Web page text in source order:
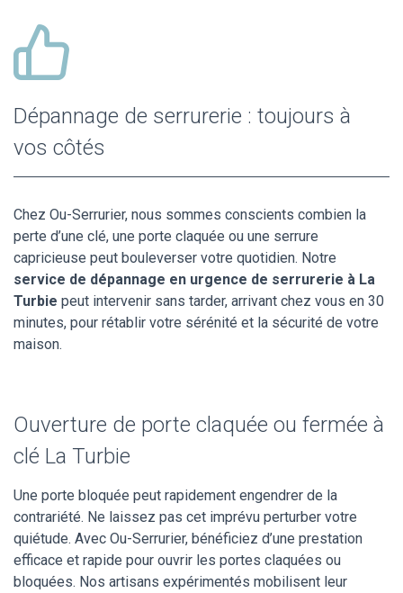
Dépannage de serrurerie : toujours à
vos côtés
Chez Ou-Serrurier, nous sommes conscients combien la
perte d’une clé, une porte claquée ou une serrure
capricieuse peut bouleverser votre quotidien. Notre
service de dépannage en urgence de serrurerie à La
Turbie peut intervenir sans tarder, arrivant chez vous en 30
minutes, pour rétablir votre sérénité et la sécurité de votre
maison.
Ouverture de porte claquée ou fermée à
clé La Turbie
Une porte bloquée peut rapidement engendrer de la
contrariété. Ne laissez pas cet imprévu perturber votre
quiétude. Avec Ou-Serrurier, bénéficiez d’une prestation
efficace et rapide pour ouvrir les portes claquées ou
bloquées. Nos artisans expérimentés mobilisent leur